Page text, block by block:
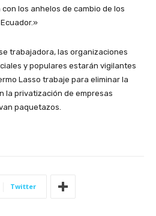
los anhelos de cambio de los
trabajadora, las organizaciones
y populares estarán vigilantes
Lasso trabaje para eliminar la
la privatización de empresas
paquetazos.
Twitter